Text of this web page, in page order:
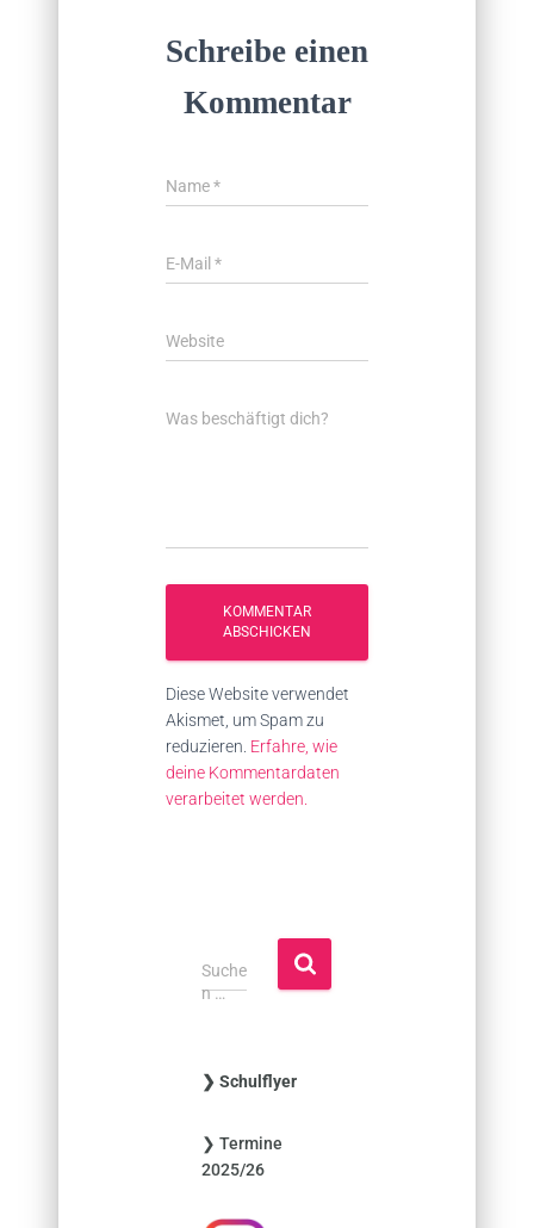
Schreibe einen
Kommentar
Name*
E-Mail*
Website
Was beschäftigt dich?
Diese Website verwendet
Akismet, um Spam zu
reduzieren. Erfahre, wie
deine Kommentardaten
verarbeitet werden.
S
u
n
a
c
Suche
n …
❯ Schulflyer
❯ Termine
2025/26